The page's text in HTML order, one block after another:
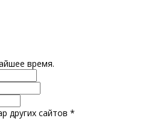
время.
других сайтов *